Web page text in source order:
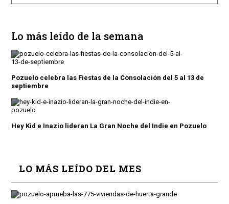
Lo más leído de la semana
Pozuelo celebra las Fiestas de la Consolación del 5 al 13 de
septiembre
Hey Kid e Inazio lideran La Gran Noche del Indie en Pozuelo
LO MÁS LEÍDO DEL MES